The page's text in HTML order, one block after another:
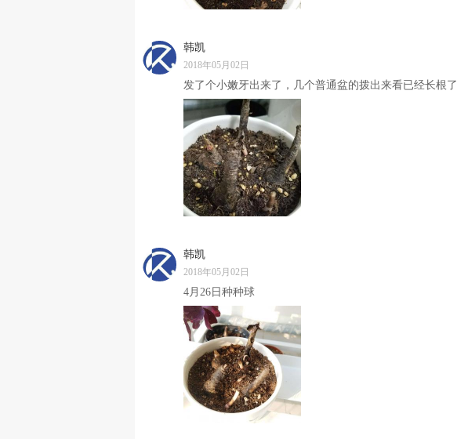
韩凯
2018年05月02日
发了个小嫩牙出来了，几个普通盆的拨出来看已经长根了
韩凯
2018年05月02日
4月26日种种球